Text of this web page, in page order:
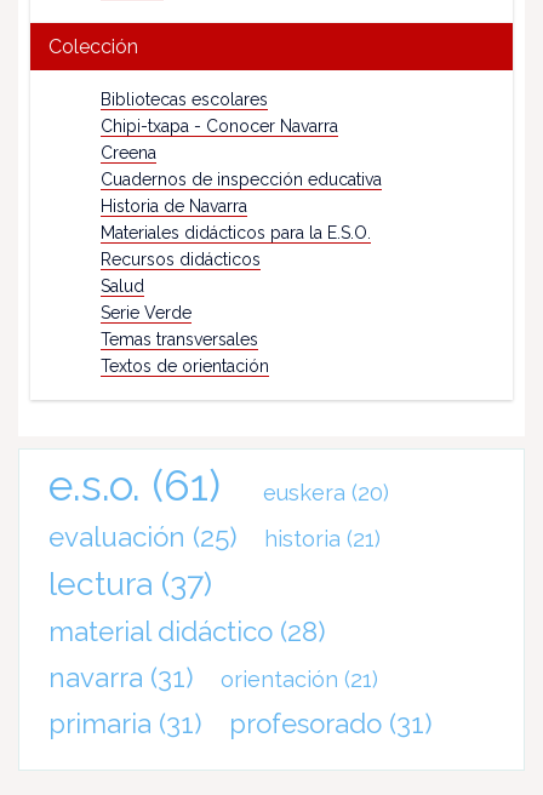
Colección
Bibliotecas escolares
Chipi-txapa - Conocer Navarra
Creena
Cuadernos de inspección educativa
Historia de Navarra
Materiales didácticos para la E.S.O.
Recursos didácticos
Salud
Serie Verde
Temas transversales
Textos de orientación
e.s.o. (61) euskera (20)
evaluación (25) historia (21)
lectura (37)
material didáctico (28)
navarra (31) orientación (21)
primaria (31) profesorado (31)